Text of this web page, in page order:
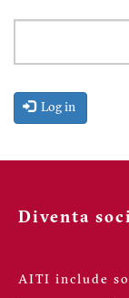
Log in
Diventa
AITI include